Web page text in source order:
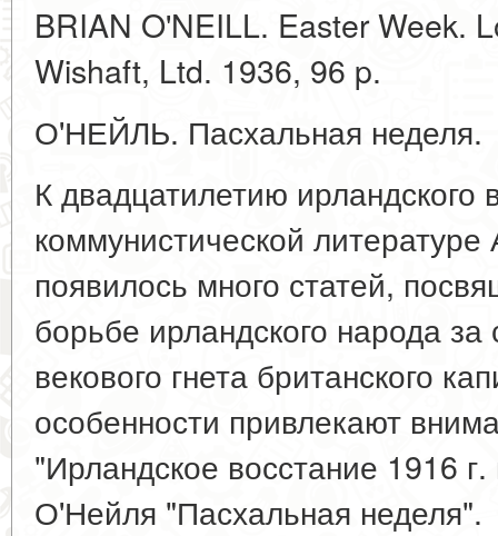
BRIAN O'NEILL. Easter Week.
Wishaft, Ltd. 1936, 96 p.
О'НЕЙЛЬ. Пасхальная неделя.
К двадцатилетию ирландского
коммунистической
появилось много статей,
борьбе ирландского народа
векового гнета британского
особенности привлекают
"Ирландское восстание 1916 г.
О'Нейля "Пасхальная неделя".